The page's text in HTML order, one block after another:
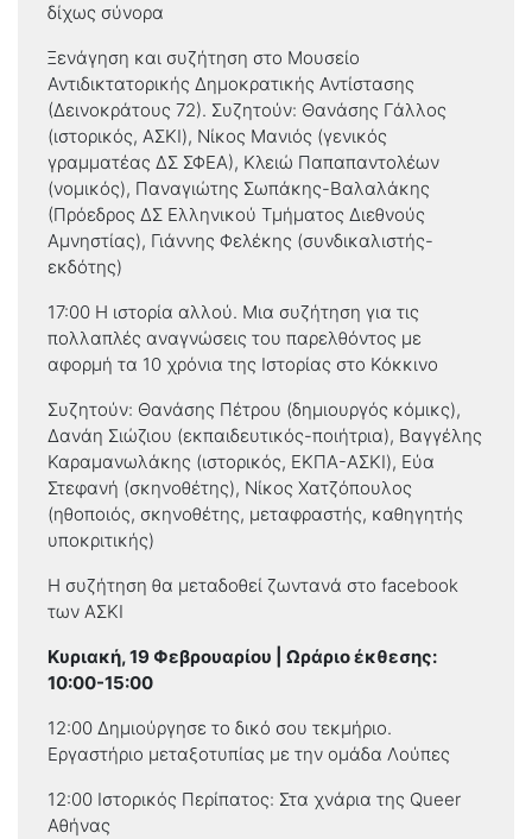
δίχως σύνορα
Ξενάγηση και συζήτηση στο Μουσείο
Αντιδικτατορικής Δημοκρατικής Αντίστασης
(Δεινοκράτους 72). Συζητούν: Θανάσης Γάλλος
(ιστορικός, ΑΣΚΙ), Νίκος Μανιός (γενικός
γραμματέας ΔΣ ΣΦΕΑ), Κλειώ Παπαπαντολέων
(νομικός), Παναγιώτης Σωπάκης-Βαλαλάκης
(Πρόεδρος ΔΣ Ελληνικού Τμήματος Διεθνούς
Αμνηστίας), Γιάννης Φελέκης (συνδικαλιστής-
εκδότης)
17:00 Η ιστορία αλλού. Μια συζήτηση για τις
πολλαπλές αναγνώσεις του παρελθόντος με
αφορμή τα 10 χρόνια της Ιστορίας στο Κόκκινο
Συζητούν: Θανάσης Πέτρου (δημιουργός κόμικς),
Δανάη Σιώζιου (εκπαιδευτικός-ποιήτρια), Βαγγέλης
Καραμανωλάκης (ιστορικός, ΕΚΠΑ-ΑΣΚΙ), Εύα
Στεφανή (σκηνοθέτης), Νίκος Χατζόπουλος
(ηθοποιός, σκηνοθέτης, μεταφραστής, καθηγητής
υποκριτικής)
Η συζήτηση θα μεταδοθεί ζωντανά στο facebook
των ΑΣΚΙ
Κυριακή, 19 Φεβρουαρίου | Ωράριο έκθεσης:
10:00-15:00
12:00 Δημιούργησε το δικό σου τεκμήριο.
Εργαστήριο μεταξοτυπίας με την ομάδα Λούπες
12:00 Ιστορικός Περίπατος: Στα χνάρια της Queer
Αθήνας